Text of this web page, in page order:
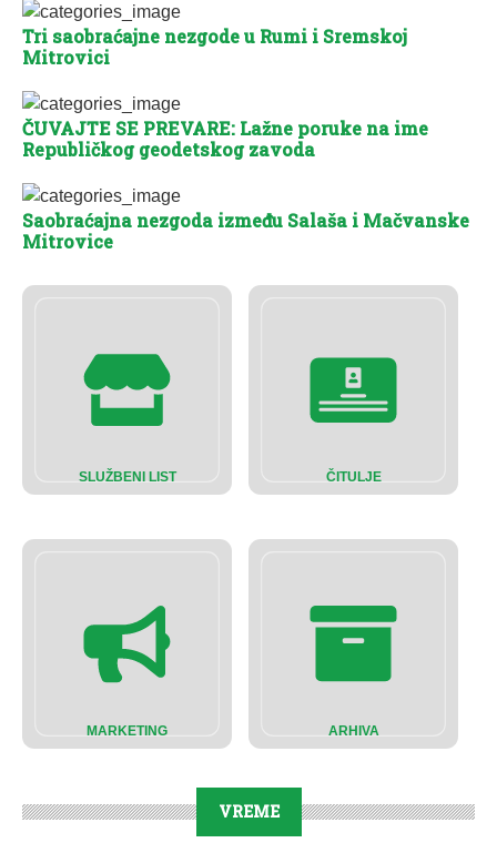
SLUŽBENI LIST ČITULJE
MARKETING ARHIVA
VREME
Tri saobraćajne nezgode u Rumi i Sremskoj
Mitrovici
ČUVAJTE SE PREVARE: Lažne poruke na ime
Republičkog geodetskog zavoda
Saobraćajna nezgoda između Salaša i Mačvanske
Mitrovice